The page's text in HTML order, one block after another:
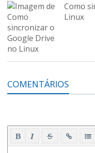
Como
Linux
COMENTÁRIOS